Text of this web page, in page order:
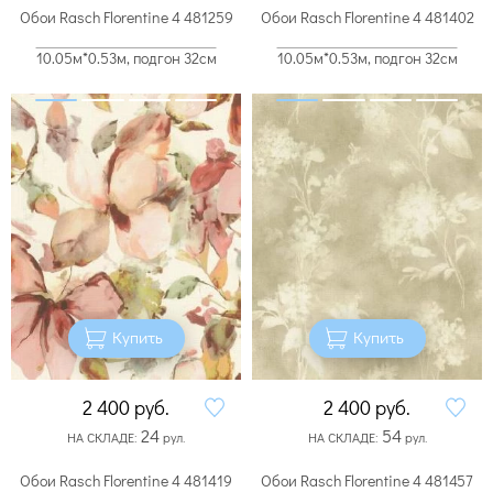
Обои Rasch Florentine 4 481259
10.05м*0.53м, подгон 32см
Купить
2 400 руб.
НА СКЛАДЕ: 24рул.
Обои Rasch Florentine 4 481402
10.05м*0.53м, подгон 32см
Купить
2 400 руб.
НА СКЛАДЕ: 54рул.
Обои Rasch Florentine 4 481419
Обои Rasch Florentine 4 481457